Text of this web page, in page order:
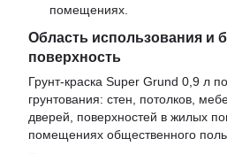
помещениях.
Область использования и
поверхность
Грунт-краска Super Grund 0,9 л
грунтования: стен, потолков,
дверей, поверхностей в жилых
помещениях общественного